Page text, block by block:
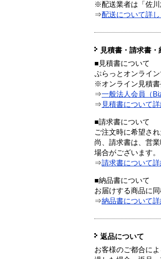
※配送業者は「佐川
⇒配送について詳
見積書・請求書
■見積書について
ぷらっとオンライ
※オンライン見積書
⇒一般法人会員（
⇒ 見積書について
■請求書について
ご注文時に希望さ
尚、請求書は、営
場合がございます。
⇒請求書について
■納品書について
お届けする商品に同
⇒納品書について
返品について
お客様のご都合に